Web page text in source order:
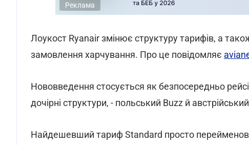
Реклама
Лоукост Ryanair змінює структуру тарифів, а
замовлення харчування. Про це повідомляє
Нововведення стосується як безпосередньо
дочірні структури, - польський Buzz й
Найдешевший тариф Standard просто